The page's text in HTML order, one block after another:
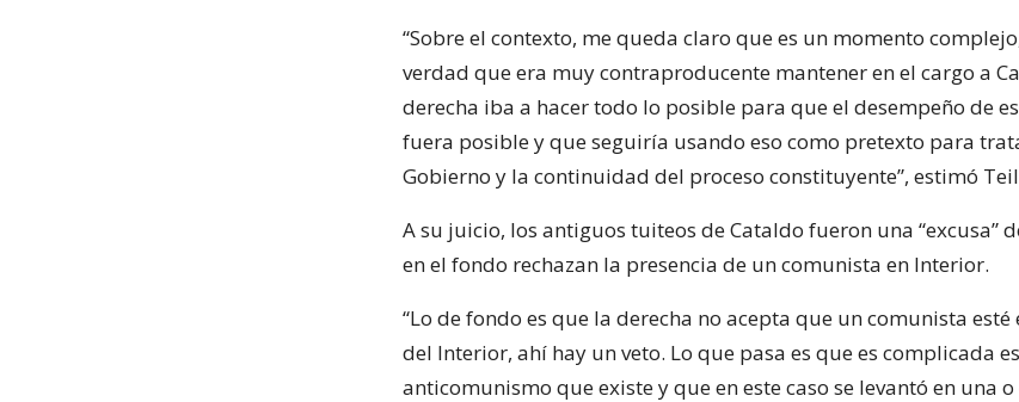
“Sobre el contexto, me queda claro que es un momento
verdad que era muy contraproducente mantener en el cargo a
derecha iba a hacer todo lo posible para que el desempeño de
fuera posible y que seguiría usando eso como pretexto para
Gobierno y la continuidad del proceso constituyente”, estimó
A su juicio, los antiguos tuiteos de Cataldo fueron una “excusa”
en el fondo rechazan la presencia de un comunista en Interior.
“Lo de fondo es que la derecha no acepta que un comunista
del Interior, ahí hay un veto. Lo que pasa es que es complicada
anticomunismo que existe y que en este caso se levantó en una